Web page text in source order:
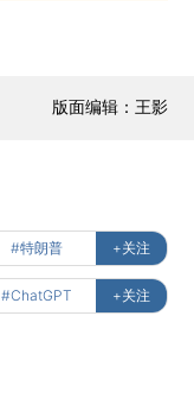
版面编辑：王影
#特朗普 +关注
#ChatGPT +关注